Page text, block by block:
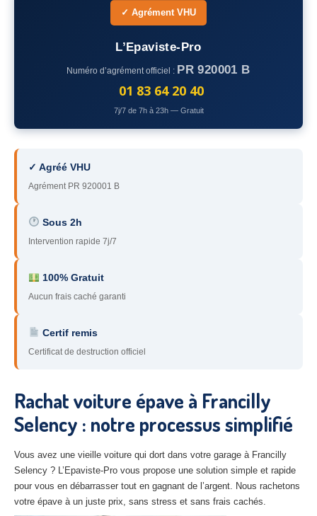
77– Seine-et-Marne
92– Hauts-de-Seine
94– Val-de-Marne
91– Essonne
89 – Yonne
60– Oise
51 – Marne
45– Loiret
27 – Eure
02– Aisne
Tousles secteurs
✓ Agrément VHU
L’Epaviste-Pro
Numéro d’agrément officiel : PR 920001 B
01 83 64 20 40
7j/7 de 7h à 23h — Gratuit
✓ Agréé VHU
Agrément PR 920001 B
Sous 2h
Intervention rapide 7j/7
100% Gratuit
Aucun frais caché garanti
Certif remis
Certificat de destruction officiel
Rachat voiture épave à Francilly
Selency : notre processus simplifié
Vous avez une vieille voiture qui dort dans votre garage à Francilly
Selency ? L’Epaviste-Pro vous propose une solution simple et rapide
pour vous en débarrasser tout en gagnant de l’argent. Nous rachetons
votre épave à un juste prix, sans stress et sans frais cachés.